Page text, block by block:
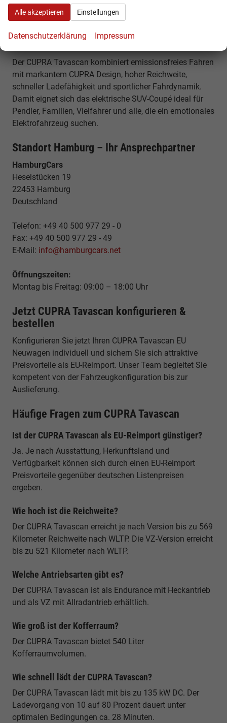
europaweiter Herstellergarantie.
Elektrisch, sportlich und
Der CUPRA Tavascan kombiniert emissionsfreies Fahren
mit markantem CUPRA Design, hoher Reichweite,
schneller Ladefähigkeit und sportlicher Fahrdynamik.
Damit eignet sich das elektrische SUV-Coupé ideal für
Pendler, Familien, Vielfahrer und alle, die ein emotionales
Elektrofahrzeug suchen.
Standort Hamburg – Ihr Ansprechpartner
HamburgCars
Heselstücken 19
22453 Hamburg
Deutschland
Telefon: +49 40 500 977 29 - 0
Fax: +49 40 500 977 29 - 49
E-Mail: info@hamburgcars.net
Öffnungszeiten:
Montag bis Freitag: 09:00 – 18:00 Uhr
Jetzt CUPRA Tavascan konfigurieren &
bestellen
Konfigurieren Sie jetzt Ihren CUPRA Tavascan EU
Neuwagen individuell und sichern Sie sich attraktive
Preisvorteile als EU-Reimport. Unser Team begleitet Sie
kompetent von der Fahrzeugkonfiguration bis zur
Auslieferung.
Häufige Fragen zum CUPRA Tavascan
Ist der CUPRA Tavascan als EU-Reimport günstiger?
Ja. Je nach Ausstattung, Herkunftsland und
Verfügbarkeit können sich durch einen EU-Reimport
Preisvorteile gegenüber deutschen Listenpreisen
ergeben.
Wie hoch ist die Reichweite?
Der CUPRA Tavascan erreicht je nach Version bis zu 569
Kilometer Reichweite nach WLTP. Die VZ-Version erreicht
bis zu 521 Kilometer nach WLTP.
Welche Antriebsarten gibt es?
Der CUPRA Tavascan ist als Endurance mit Heckantrieb
und als VZ mit Allradantrieb erhältlich.
Wie groß ist der Kofferraum?
Der CUPRA Tavascan bietet 540 Liter
Kofferraumvolumen.
Wie schnell lädt der CUPRA Tavascan?
Der CUPRA Tavascan lädt mit bis zu 135 kW DC. Der
Ladevorgang von 10 auf 80 Prozent dauert unter
optimalen Bedingungen ca. 28 Minuten.
Alle akzeptieren Einstellungen
Datenschutzerklärung Impressum